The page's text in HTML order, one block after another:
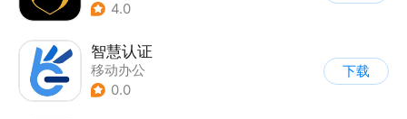
4.0
智慧认证
移动办公
0.0
下载